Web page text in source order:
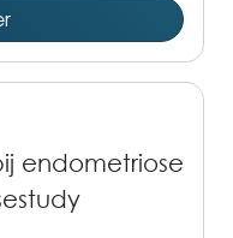
endometriose